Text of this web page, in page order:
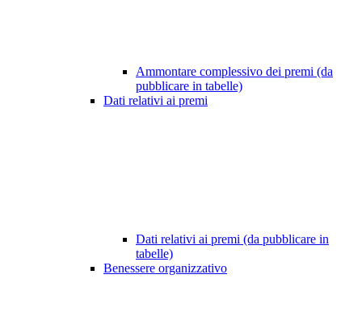
Ammontare complessivo dei premi (da
pubblicare in tabelle)
Dati relativi ai premi
Dati relativi ai premi (da pubblicare in
tabelle)
Benessere organizzativo